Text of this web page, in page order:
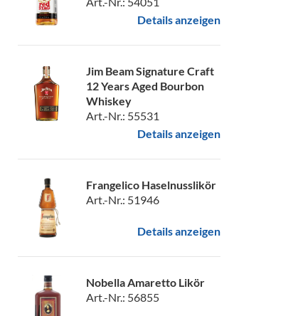
Details anzeigen
Jim Beam Signature Craft
12 Years Aged Bourbon
Whiskey
Art.-Nr.: 55531
Details anzeigen
Frangelico Haselnusslikör
Art.-Nr.: 51946
Details anzeigen
Nobella Amaretto Likör
Art.-Nr.: 56855